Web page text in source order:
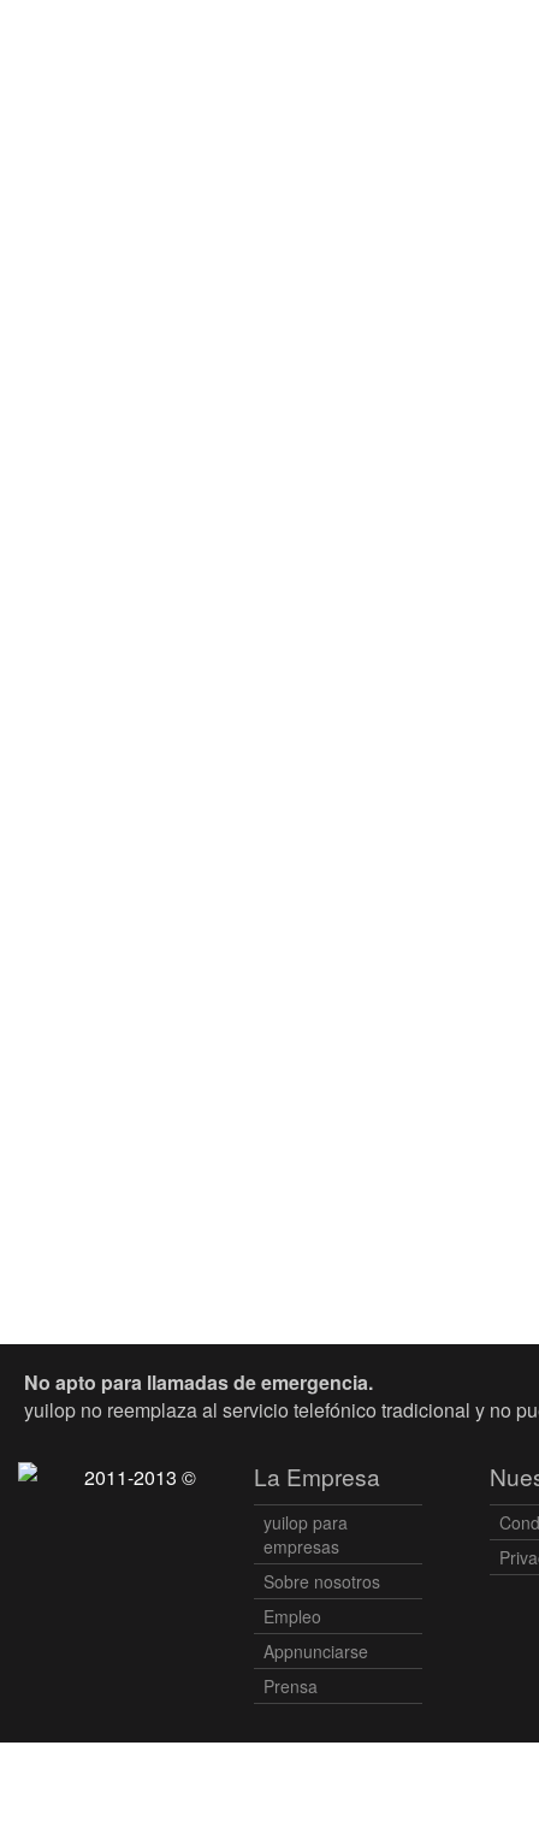
No apto para llamadas de emergencia.
yuilop no reemplaza al servicio telefónico tradicional y no
2011-2013 © La Empresa
yuilop para
empresas
Sobre nosotros
Empleo
Appnunciarse
Prensa